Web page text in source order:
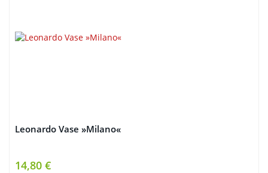
Leonardo Vase »Milano«
14,80 €